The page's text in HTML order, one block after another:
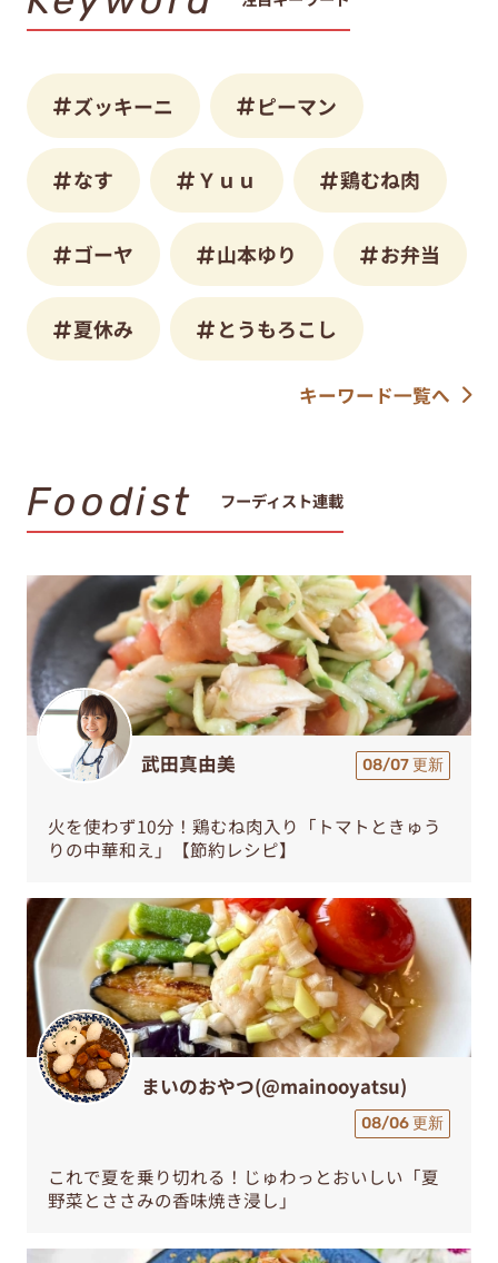
ズッキーニ ピーマン
なす Ｙｕｕ 鶏むね肉
ゴーヤ 山本ゆり お弁当
夏休み とうもろこし
キーワード一覧へ
Foodist フーディスト連載
武田真由美 08/07 更新
火を使わず10分！鶏むね肉入り「トマトときゅう
りの中華和え」【節約レシピ】
まいのおやつ(@mainooyatsu)
08/06 更新
これで夏を乗り切れる！じゅわっとおいしい「夏
野菜とささみの香味焼き浸し」